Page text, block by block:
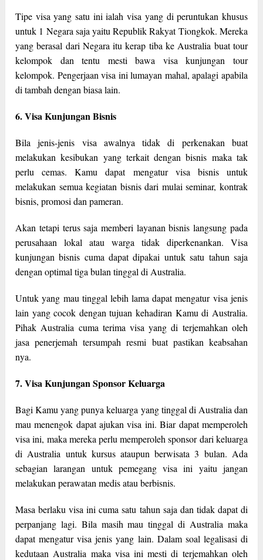
Tipe visa yang satu ini ialah visa yang di peruntukan khusus
untuk 1 Negara saja yaitu Republik Rakyat Tiongkok. Mereka
yang berasal dari Negara itu kerap tiba ke Australia buat tour
kelompok dan tentu mesti bawa visa kunjungan tour
kelompok. Pengerjaan visa ini lumayan mahal, apalagi apabila
di tambah dengan biasa lain.
6. Visa Kunjungan Bisnis
Bila jenis-jenis visa awalnya tidak di perkenakan buat
melakukan kesibukan yang terkait dengan bisnis maka tak
perlu cemas. Kamu dapat mengatur visa bisnis untuk
melakukan semua kegiatan bisnis dari mulai seminar, kontrak
bisnis, promosi dan pameran.
Akan tetapi terus saja memberi layanan bisnis langsung pada
perusahaan lokal atau warga tidak diperkenankan. Visa
kunjungan bisnis cuma dapat dipakai untuk satu tahun saja
dengan optimal tiga bulan tinggal di Australia.
Untuk yang mau tinggal lebih lama dapat mengatur visa jenis
lain yang cocok dengan tujuan kehadiran Kamu di Australia.
Pihak Australia cuma terima visa yang di terjemahkan oleh
jasa penerjemah tersumpah resmi buat pastikan keabsahan
nya.
7. Visa Kunjungan Sponsor Keluarga
Bagi Kamu yang punya keluarga yang tinggal di Australia dan
mau menengok dapat ajukan visa ini. Biar dapat memperoleh
visa ini, maka mereka perlu memperoleh sponsor dari keluarga
di Australia untuk kursus ataupun berwisata 3 bulan. Ada
sebagian larangan untuk pemegang visa ini yaitu jangan
melakukan perawatan medis atau berbisnis.
Masa berlaku visa ini cuma satu tahun saja dan tidak dapat di
perpanjang lagi. Bila masih mau tinggal di Australia maka
dapat mengatur visa jenis yang lain. Dalam soal legalisasi di
kedutaan Australia maka visa ini mesti di terjemahkan oleh